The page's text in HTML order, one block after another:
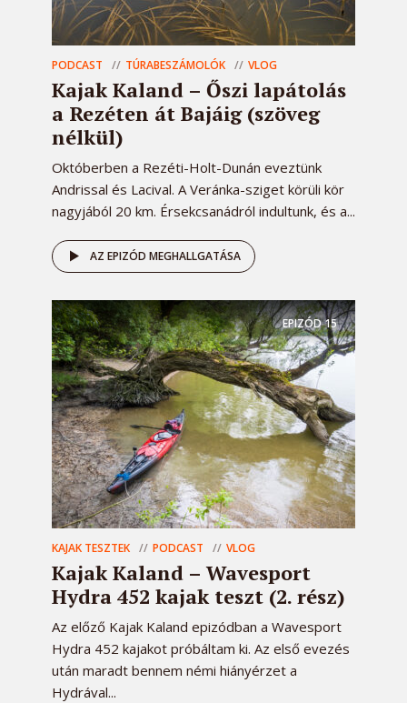
PODCAST TÚRABESZÁMOLÓK VLOG
Kajak Kaland – Őszi lapátolás
a Rezéten át Bajáig (szöveg
nélkül)
Októberben a Rezéti-Holt-Dunán eveztünk
Andrissal és Lacival. A Veránka-sziget körüli kör
nagyjából 20 km. Érsekcsanádról indultunk, és a...
AZ EPIZÓD MEGHALLGATÁSA
EPIZÓD15
KAJAK TESZTEK PODCAST VLOG
Kajak Kaland – Wavesport
Hydra 452 kajak teszt (2. rész)
Az előző Kajak Kaland epizódban a Wavesport
Hydra 452 kajakot próbáltam ki. Az első evezés
után maradt bennem némi hiányérzet a
Hydrával...